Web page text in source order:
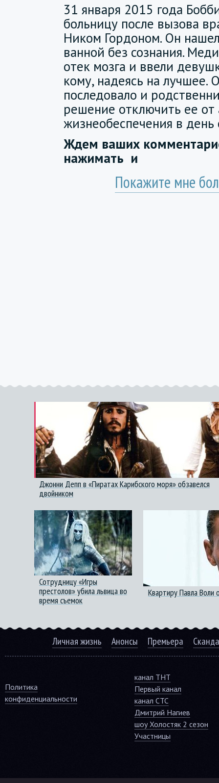
31 января 2015 года
больницу после вызова
Ником Гордоном. Он
ванной без сознания.
отек мозга и ввели
кому, надеясь на лучшее.
последовало и
решение отключить ее от
жизнеобеспечения в
Ждем ваших
нажимать и
Покажите мне
Джонни Депп в «Пиратах Карибского моря» обзавелся
двойником
Сотрудницу «Игры
престолов» убила львица во
время съемок
Квартиру Павла Воли
Личная жизнь Анонсы Премьера
Политика
конфиденциальности
канал ТНТ
Первый канал
канал СТС
Дмитрий Нагиев
шоу Холостяк 2 сезон
Участницы